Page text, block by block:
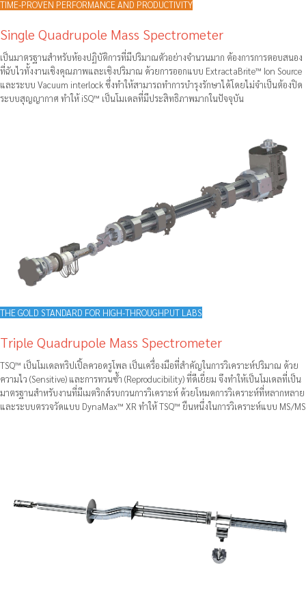
TIME-PROVEN PERFORMANCE AND PRODUCTIVITY
Single Quadrupole Mass Spectrometer
เป็นมาตรฐานสำหรับห้องปฏิบัติการที่มีปริมาณตัวอย่างจำนวนมาก ต้องการการตอบสนอง
ที่ฉับไวทั้งงานเชิงคุณภาพและเชิงปริมาณ ด้วยการออกแบบ ExtractaBrite™ Ion Source
และระบบ Vacuum interlock ซึ่งทำให้สามารถทำการบำรุงรักษาได้โดยไม่จำเป็นต้องปิด
ระบบสุญญากาศ ทำให้ iSQ™ เป็นโมเดลที่มีประสิทธิภาพมากในปัจจุบัน
THE GOLD STANDARD FOR HIGH-THROUGHPUT LABS
Triple Quadrupole Mass Spectrometer
TSQ™ เป็นโมเดลทริปเปิ้ลควอดรูโพล เป็นเครื่องมือที่สำคัญในการวิเคราะห์ปริมาณ ด้วย
ความไว (Sensitive) และการทวนซ้ำ (Reproducibility) ที่ดีเยี่ยม จึงทำให้เป็นโมเดลที่เป็น
มาตรฐานสำหรับงานที่มีเมตริกส์รบกวนการวิเคราะห์ ด้วยโหมดการวิเคราะห์ที่หลากหลาย
และระบบตรวจวัดแบบ DynaMax™ XR ทำให้ TSQ™ ยืนหนึ่งในการวิเคราะห์แบบ MS/MS